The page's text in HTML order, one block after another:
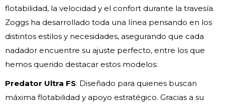
flotabilidad, la velocidad y el confort durante la travesía.
Zoggs ha desarrollado toda una línea pensando en los
distintos estilos y necesidades, asegurando que cada
nadador encuentre su ajuste perfecto, entre los que
hemos querido destacar estos modelos:
Predator Ultra FS: Diseñado para quienes buscan
máxima flotabilidad y apoyo estratégico. Gracias a su